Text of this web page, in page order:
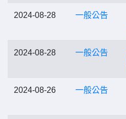
2024-08-28 一般公告
2024-08-28 一般公告
2024-08-26 一般公告